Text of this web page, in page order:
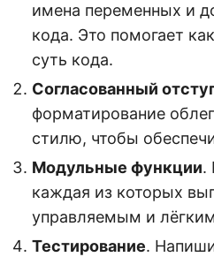
имена переменных и
кода. Это помогает
суть кода.
Согласованный
форматирование
стилю, чтобы
Модульные функции.
каждая из которых
управляемым и
Тестирование.